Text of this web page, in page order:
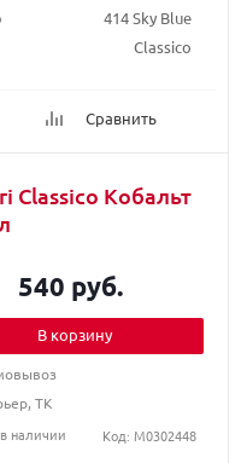
414 Sky Blue
Classico
Сравнить
Classico Кобальт
540 руб.
В корзину
ТК
в наличии
Код: M0302448